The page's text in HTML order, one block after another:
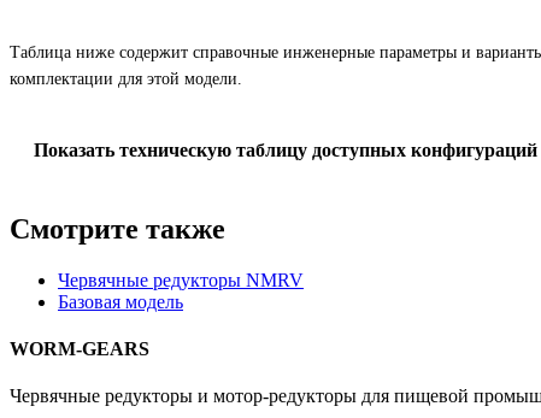
Таблица ниже содержит справочные инженерные параметры и
комплектации для этой модели.
Показать техническую таблицу доступных конфигураций
Смотрите также
Червячные редукторы NMRV
Базовая модель
WORM-GEARS
Червячные редукторы и мотор-редукторы для пищевой